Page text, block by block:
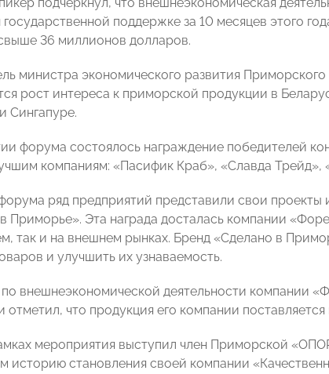
государственной поддержке за 10 месяцев этого
36 миллионов долларов.
министра экономического развития Приморского
рост интереса к приморской продукции в
Сингапуре.
форума состоялось награждение победителей
компаниям: «Пасифик Краб», «Славда Трейд»,
ряд предприятий представили свои
Приморье». Эта награда досталась компании
так и на внешнем рынках. Бренд «Сделано в
и улучшить их узнаваемость.
внешнеэкономической деятельности компании
отметил, что продукция его компании
мероприятия выступил член Приморской
историю становления своей компании